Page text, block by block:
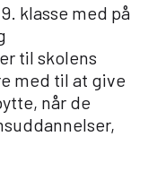
klasse med på
til skolens
med til at give
når de